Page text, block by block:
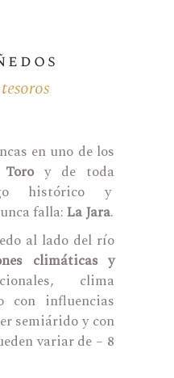
en uno de los
Toro y de toda
histórico y
falla:La Jara.
al lado del río
climáticas y
clima
con influencias
semiárido y con
variar de – 8